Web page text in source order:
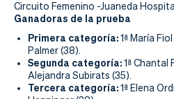
Circuito Femenino -Juaneda
Ganadoras de la prueba
Primera categoría:1ª María
Palmer (38).
Segunda categoría:1ª Chantal
Alejandra Subirats (35).
Tercera categoría:1ª Elena